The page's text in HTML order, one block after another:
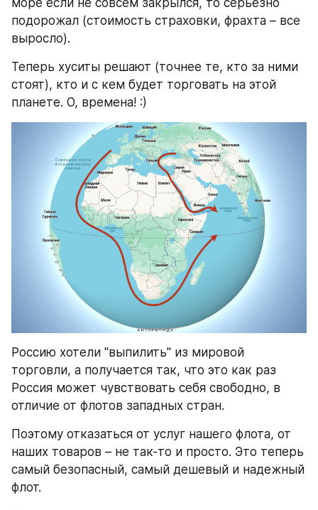
море если не совсем закрылся, то серьезно
подорожал (стоимость страховки, фрахта – все
выросло).
Теперь хуситы решают (точнее те, кто за ними
стоят), кто и с кем будет торговать на этой
планете. О, времена! :)
Россию хотели "выпилить" из мировой
торговли, а получается так, что это как раз
Россия может чувствовать себя свободно, в
отличие от флотов западных стран.
Поэтому отказаться от услуг нашего флота, от
наших товаров – не так-то и просто. Это теперь
самый безопасный, самый дешевый и надежный
флот.